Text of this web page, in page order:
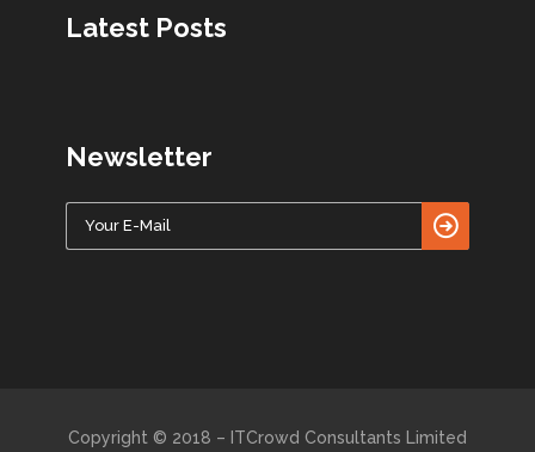
Latest Posts
Newsletter
Copyright © 2018 – ITCrowd Consultants Limited